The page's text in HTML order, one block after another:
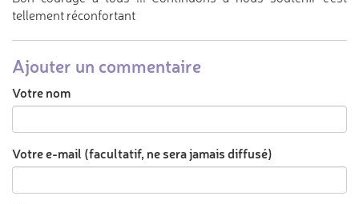
tellement réconfortant
Ajouter un commentaire
Votre nom
Votre e-mail (facultatif, ne sera jamais diffusé)